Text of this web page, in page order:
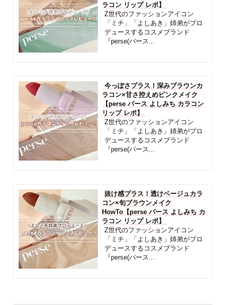
ラコン リップ レポ】
Z世代のファッションアイコン
「ミチ」「よしあき」姉弟がプロ
デュースするコスメブランド
『perse(パース...
今っぽさプラス！深みブラウンカ
ラコン×甘さ控えめピンクメイク
【perse パース よしみち カラコン
リップ レポ】
Z世代のファッションアイコン
「ミチ」「よしあき」姉弟がプロ
デュースするコスメブランド
『perse(パース...
抜け感プラス！透けベージュカラ
コン×旬ブラウンメイク
HowTo【perse パース よしみち カ
ラコン リップ レポ】
Z世代のファッションアイコン
「ミチ」「よしあき」姉弟がプロ
デュースするコスメブランド
『perse(パース...